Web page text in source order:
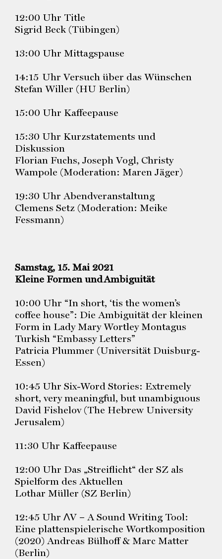
12:00 Uhr Title
Sigrid Beck (Tübingen)
13:00 Uhr Mittagspause
14:15 Uhr Versuch über das Wünschen
Stefan Willer (HU Berlin)
15:00 Uhr Kaffeepause
15:30 Uhr Kurzstatements und
Diskussion
Florian Fuchs, Joseph Vogl, Christy
Wampole (Moderation: Maren Jäger)
19:30 Uhr Abendveranstaltung
Clemens Setz (Moderation: Meike
Fessmann)
Samstag, 15. Mai 2021
Kleine Formen undAmbiguität
10:00 Uhr “In short, ‘tis the women’s
coffee house”: Die Ambiguität der kleinen
Form in Lady Mary Wortley Montagus
Turkish “Embassy Letters”
Patricia Plummer (Universität Duisburg-
Essen)
10:45 Uhr Six-Word Stories: Extremely
short, very meaningful, but unambiguous
David Fishelov (The Hebrew University
Jerusalem)
11:30 Uhr Kaffeepause
12:00 Uhr Das „Streiflicht“ der SZ als
Spielform des Aktuellen
Lothar Müller (SZ Berlin)
12:45 Uhr ɅV – A Sound Writing Tool:
Eine plattenspielerische Wortkomposition
(2020) Andreas Bülhoff & Marc Matter
(Berlin)